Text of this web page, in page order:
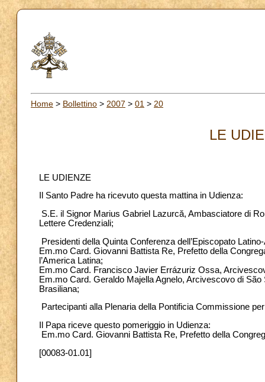
Home > Bollettino > 2007 > 01 > 20
LE
LE UDIENZE
Il Santo Padre ha ricevuto questa mattina in Udienza:
S.E. il Signor Marius Gabriel Lazurcă, Ambasciatore di
Lettere Credenziali;
Presidenti della Quinta Conferenza dell’Episcopato
Em.mo Card. Giovanni Battista Re, Prefetto della
l’America Latina;
Em.mo Card. Francisco Javier Errázuriz Ossa,
Em.mo Card. Geraldo Majella Agnelo, Arcivescovo di
Brasiliana;
Partecipanti alla Plenaria della Pontificia Commissione
Il Papa riceve questo pomeriggio in Udienza:
Em.mo Card. Giovanni Battista Re, Prefetto della
[00083-01.01]